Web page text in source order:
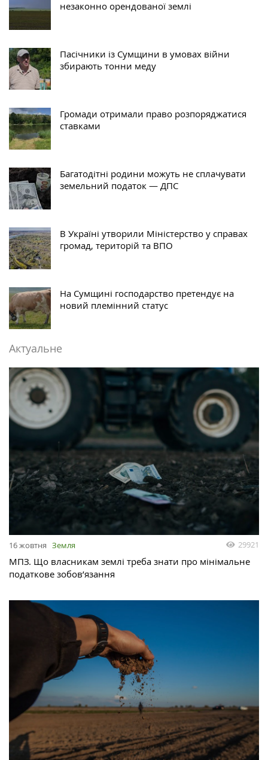
незаконно орендованої землі
Пасічники із Сумщини в умовах війни
збирають тонни меду
Громади отримали право розпоряджатися
ставками
Багатодітні родини можуть не сплачувати
земельний податок — ДПС
В Україні утворили Міністерство у справах
громад, територій та ВПО
На Сумщині господарство претендує на
новий племінний статус
Актуальне
16 жовтня Земля 29921
МПЗ. Що власникам землі треба знати про мінімальне
податкове зобов’язання